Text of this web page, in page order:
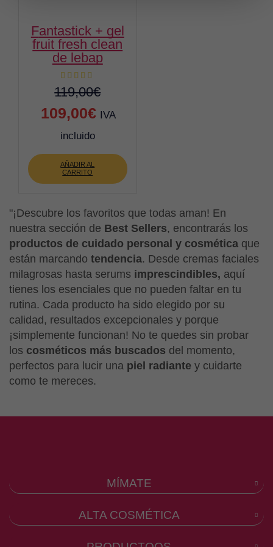
fantastick + gel
fruit fresh clean
de lebap
119,00€
El
precio
original
era:
109,00€ El
actual
IVA
incluido
AÑADIR AL
CARRITO
"¡Descubre los favoritos que todas aman! En
nuestra sección de Best Sellers, encontrarás los
productos de cuidado personal y cosmética que
están marcando tendencia. Desde cremas faciales
milagrosas hasta serums imprescindibles, aquí
tienes los esenciales que no pueden faltar en tu
rutina. Cada producto ha sido elegido por su
calidad, resultados excepcionales y porque
¡simplemente funcionan! No te quedes sin probar
los cosméticos más buscados del momento,
perfectos para lucir una piel radiante y cuidarte
como te mereces.
MÍMATE
ALTA COSMÉTICA